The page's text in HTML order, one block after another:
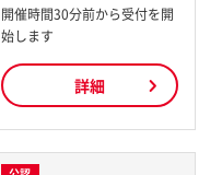
開催時間30分前から受付を開
始します
詳細